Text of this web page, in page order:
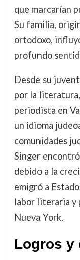
que marcarían
Su familia,
ortodoxo,
profundo
Desde su
por la
periodista en
un idioma
comunidades
Singer
debido a la
emigró a
labor literaria y
Nueva York.
Logros y